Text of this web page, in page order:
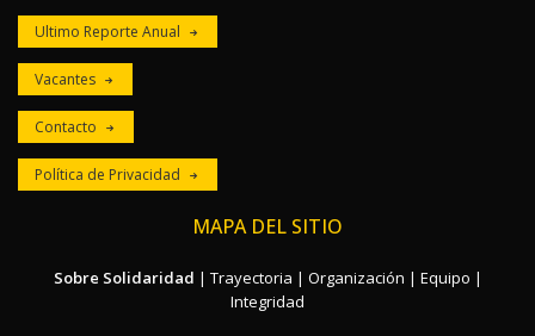
Ultimo Reporte Anual
Vacantes
Contacto
Política de Privacidad
MAPA DEL SITIO
Sobre Solidaridad | Trayectoria | Organización | Equipo |
Integridad